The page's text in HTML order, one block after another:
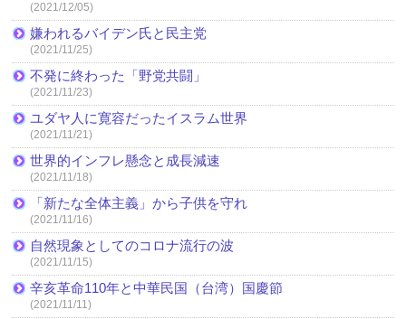
(2021/12/05)
嫌われるバイデン氏と民主党
(2021/11/25)
不発に終わった「野党共闘」
(2021/11/23)
ユダヤ人に寛容だったイスラム世界
(2021/11/21)
世界的インフレ懸念と成長減速
(2021/11/18)
「新たな全体主義」から子供を守れ
(2021/11/16)
自然現象としてのコロナ流行の波
(2021/11/15)
辛亥革命110年と中華民国（台湾）国慶節
(2021/11/11)